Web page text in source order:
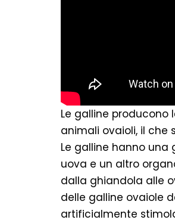
Le galline producono
animali ovaioli, il che
Le galline hanno una
uova e un altro
dalla ghiandola alle
delle galline ovaiole
artificialmente